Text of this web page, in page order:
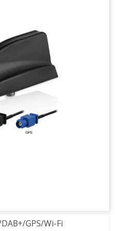
GPS/Wi-Fi